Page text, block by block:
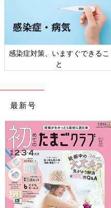
感染症対策、いますぐできるこ
と
最新号